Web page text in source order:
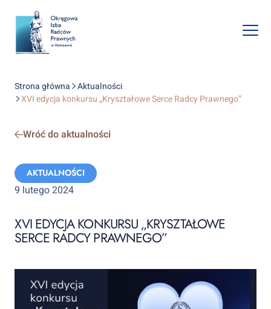
Strona główna
Aktualności
XVI edycja konkursu „Kryształowe Serce Radcy Prawnego”
Wróć do aktualności
Categories:
AKTUALNOŚCI
9 lutego 2024
XVI EDYCJA KONKURSU „KRYSZTAŁOWE
SERCE RADCY PRAWNEGO”